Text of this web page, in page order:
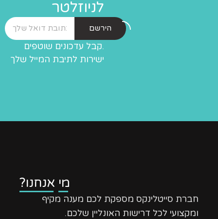
לניוזלטר
הירשם
.קבל עדכונים שוטפים
ישירות לתיבת המייל שלך
מי אנחנו?
חברת סייטלינקס מספקת לכם מענה מקיף
ומקצועי לכל דרישות האונליין שלכם.